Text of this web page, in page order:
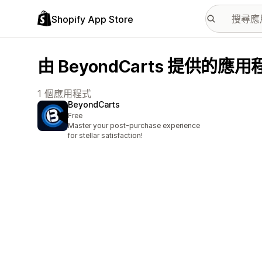
Shopify App Store
由 BeyondCarts 提供的應用
1 個應用程式
BeyondCarts
Free
Master your post-purchase experience
for stellar satisfaction!